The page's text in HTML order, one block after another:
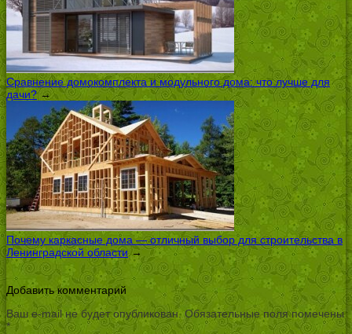
Сравнение домокомплекта и модульного дома: что лучше для
дачи?→
Почему каркасные дома — отличный выбор для строительства в
Ленинградской области→
Добавить комментарий
Ваш e-mail не будет опубликован.Обязательные поля помечены
*